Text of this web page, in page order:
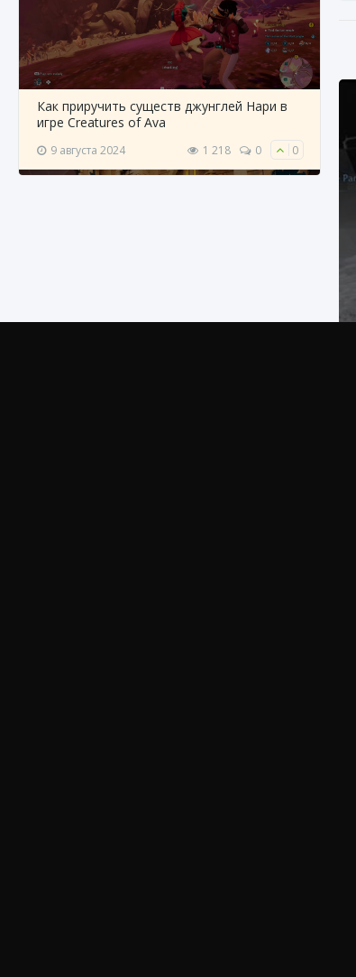
Как приручить существ джунглей Нари в
игре Creatures of Ava
9 августа 2024 1 218 0 0